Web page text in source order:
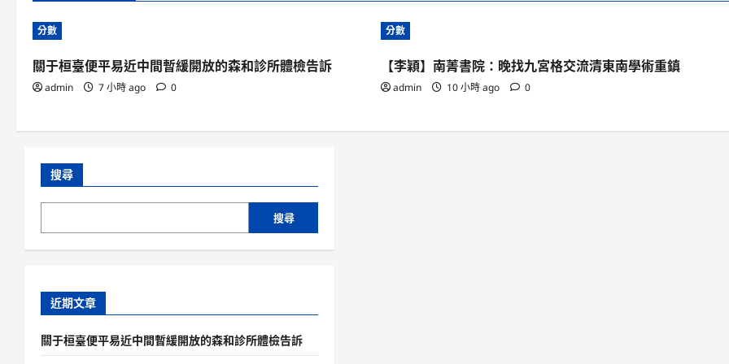
分數
關于桓臺便平易近中間暫緩開放的森和診所體檢告訴
admin 7 小時 ago 0
分數
【李穎】南菁書院：晚找九宮格交流清東南學術重鎮
admin 10 小時 ago 0
搜尋
搜尋
近期文章
關于桓臺便平易近中間暫緩開放的森和診所體檢告訴